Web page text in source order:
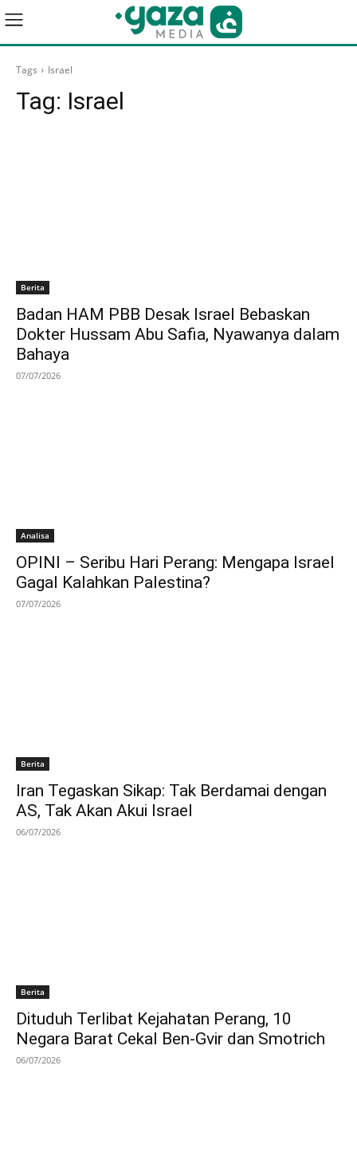
Tags Israel
Tag: Israel
Berita
Badan HAM PBB Desak Israel Bebaskan
Dokter Hussam Abu Safia, Nyawanya dalam
Bahaya
07/07/2026
Analisa
OPINI – Seribu Hari Perang: Mengapa Israel
Gagal Kalahkan Palestina?
07/07/2026
Berita
Iran Tegaskan Sikap: Tak Berdamai dengan
AS, Tak Akan Akui Israel
06/07/2026
Berita
Dituduh Terlibat Kejahatan Perang, 10
Negara Barat Cekal Ben-Gvir dan Smotrich
06/07/2026